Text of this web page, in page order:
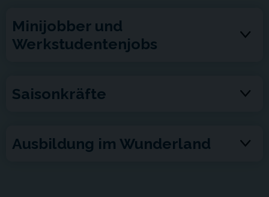
Minijobber und
Werkstudentenjobs
Saisonkräfte
Ausbildung im Wunderland